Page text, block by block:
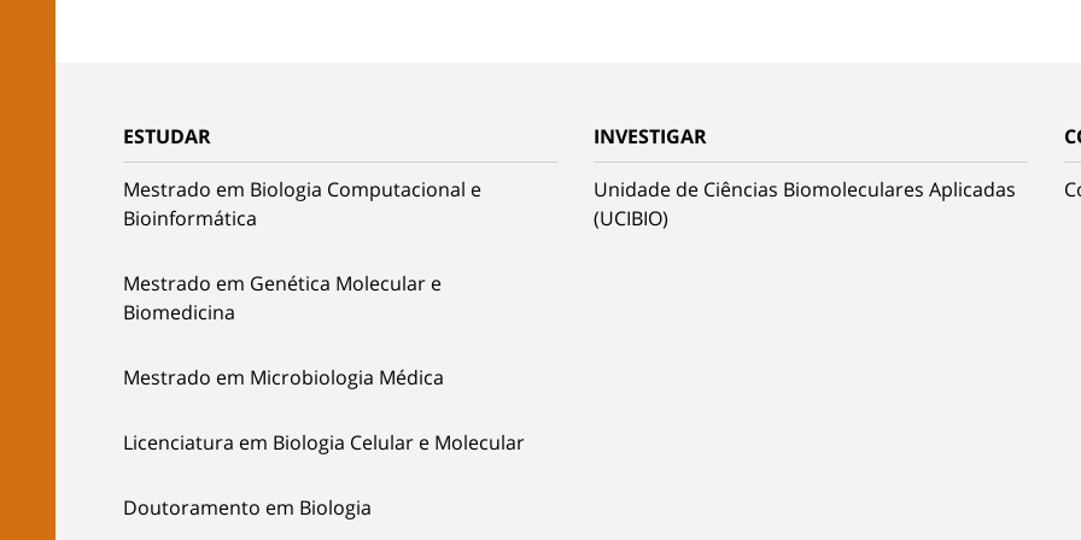
ESTUDAR
Mestrado em Biologia Computacional e
Bioinformática
Mestrado em Genética Molecular e
Biomedicina
Mestrado em Microbiologia Médica
Licenciatura em Biologia Celular e Molecular
Doutoramento em Biologia
INVESTIGAR
Unidade de Ciências Biomoleculares Aplicadas
(UCIBIO)